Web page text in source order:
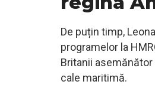
De puțin timp,
programelor la
Britanii
cale maritimă.